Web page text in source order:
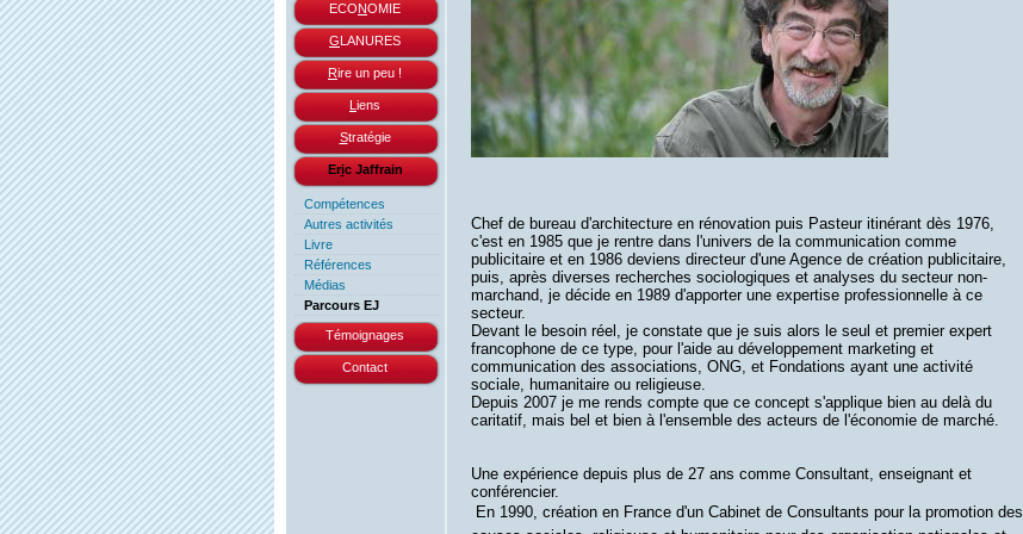
ECONOMIE
GLANURES
Rire un peu !
L iens
Stratégie
Eric Jaffrain
Compétences
Autres activités
Livre
Références
Médias
Parcours EJ
Témoignages
Contact
Chef de bureau d'architecture en rénovation puis Pasteur itinérant dès 1976,
c'est en 1985 que je rentre dans l'univers de la communication comme
publicitaire et en 1986 deviens directeur d'une Agence de création publicitaire,
puis, après diverses recherches sociologiques et analyses du secteur non-
marchand, je décide en 1989 d'apporter une expertise professionnelle à ce
secteur.
Devant le besoin réel, je constate que je suis alors le seul et premier expert
francophone de ce type, pour l'aide au développement marketing et
communication des associations, ONG, et Fondations ayant une activité
sociale, humanitaire ou religieuse.
Depuis 2007 je me rends compte que ce concept s'applique bien au delà du
caritatif, mais bel et bien à l'ensemble des acteurs de l'économie de marché.
Une expérience depuis plus de 27 ans comme Consultant, enseignant et
conférencier.
 En 1990, création en France d'un Cabinet de Consultants pour la promotion des